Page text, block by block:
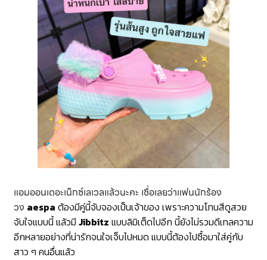
แอมออนเดอะเน็กซ์เลเวลแล้วนะคะ เชื่อเลยว่าแฟนนักร้อง
วง aespa ต้องมีคู่นี้จับจองเป็นเจ้าของ เพราะความโทนสีดูสวย
จับใจแบบนี้ แล้วมี Jibbitz แบบลิมิเต็ดไปอีก นี้ยังไม่รวมดีเทลความ
อีกหลายอย่างที่น่ารักจนใจเจ็บไปหมด แบบนี้ต้องไปซื้อมาใส่คู่กับ
สาว ๆ คนอื่นแล้ว